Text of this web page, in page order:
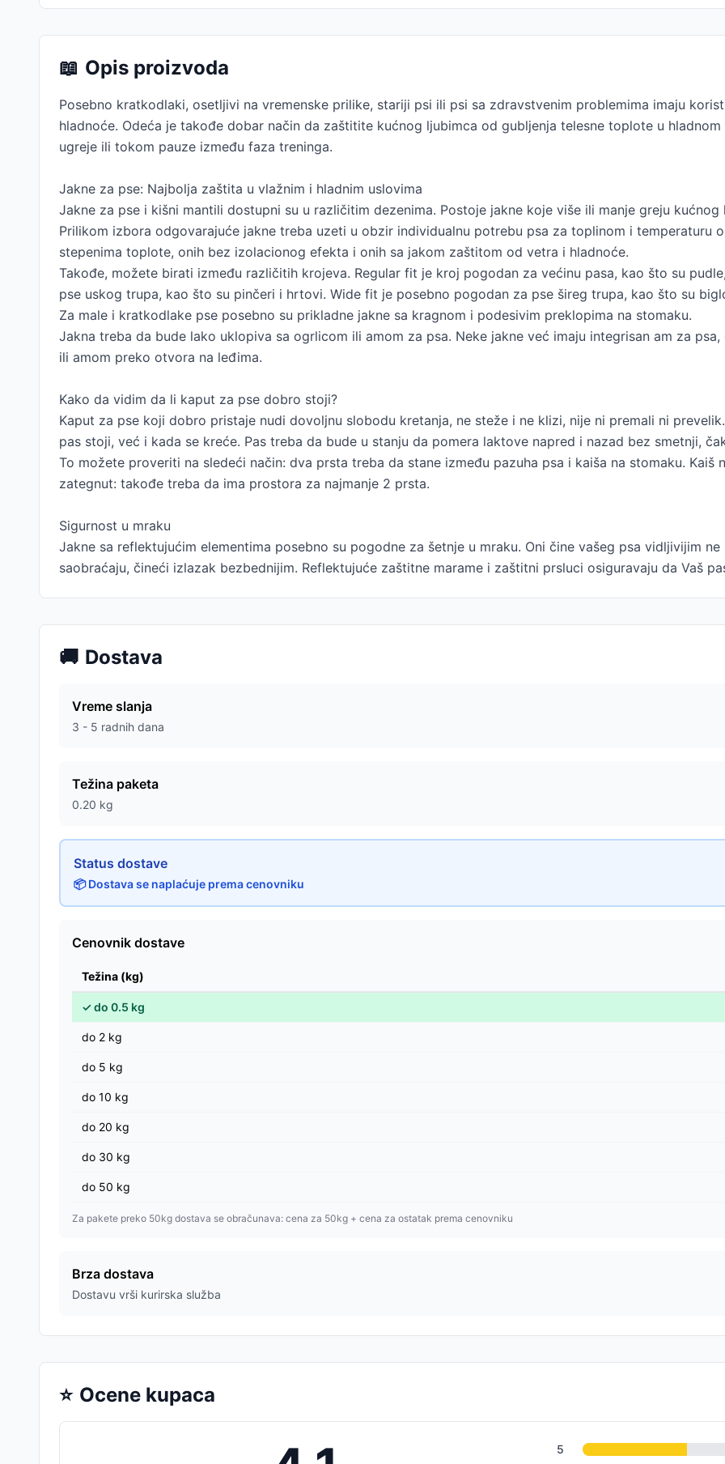
📖 Opis proizvoda
Posebno kratkodlaki, osetljivi na vremenske prilike, stariji psi ili psi sa zdravstvenim problemima imaju
hladnoće. Odeća je takođe dobar način da zaštitite kućnog ljubimca od gubljenja telesne toplote u
ugreje ili tokom pauze između faza treninga.
Jakne za pse: Najbolja zaštita u vlažnim i hladnim uslovima
Jakne za pse i kišni mantili dostupni su u različitim dezenima. Postoje jakne koje više ili manje greju
Prilikom izbora odgovarajuće jakne treba uzeti u obzir individualnu potrebu psa za toplinom i temperaturu
stepenima toplote, onih bez izolacionog efekta i onih sa jakom zaštitom od vetra i hladnoće.
Takođe, možete birati između različitih krojeva. Regular fit je kroj pogodan za većinu pasa, kao što su
pse uskog trupa, kao što su pinčeri i hrtovi. Wide fit je posebno pogodan za pse šireg trupa, kao što su
Za male i kratkodlake pse posebno su prikladne jakne sa kragnom i podesivim preklopima na stomaku.
Jakna treba da bude lako uklopiva sa ogrlicom ili amom za psa. Neke jakne već imaju integrisan am za
ili amom preko otvora na leđima.
Kako da vidim da li kaput za pse dobro stoji?
Kaput za pse koji dobro pristaje nudi dovoljnu slobodu kretanja, ne steže i ne klizi, nije ni premali ni
pas stoji, već i kada se kreće. Pas treba da bude u stanju da pomera laktove napred i nazad bez smetnji,
To možete proveriti na sledeći način: dva prsta treba da stane između pazuha psa i kaiša na stomaku. Kaiš
zategnut: takođe treba da ima prostora za najmanje 2 prsta.
Sigurnost u mraku
Jakne sa reflektujućim elementima posebno su pogodne za šetnje u mraku. Oni čine vašeg psa vidljivijim
saobraćaju, čineći izlazak bezbednijim. Reflektujuće zaštitne marame i zaštitni prsluci osiguravaju da Vaš
🚚 Dostava
Vreme slanja
3 - 5 radnih dana
Težina paketa
0.20 kg
Status dostave
📦 Dostava se naplaćuje prema cenovniku
Cenovnik dostave
Težina (kg)
✓do 0.5 kg
do 2 kg
do 5 kg
do 10 kg
do 20 kg
do 30 kg
do 50 kg
Za pakete preko 50kg dostava se obračunava: cena za 50kg + cena za ostatak prema cenovniku
Brza dostava
Dostavu vrši kurirska služba
⭐ Ocene kupaca
5